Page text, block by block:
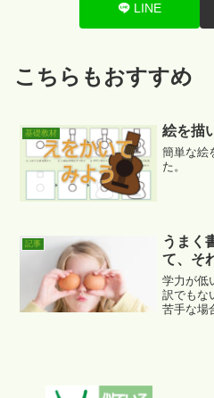
LINE
こちらもおすすめ
基礎教材 絵を描
簡単な絵
た。
記事
うまく
て、そ
学力が低
訳でもな
苦手な場